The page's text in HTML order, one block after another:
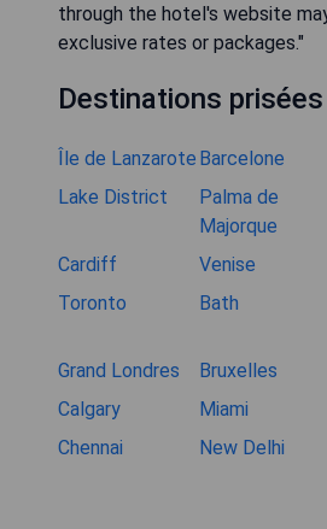
through the hotel's website
exclusive rates or packages."
Destinations prisées
Île de Lanzarote Barcelone
Lake District
Palma de
Majorque
Cardiff Venise
Toronto
Bath
Grand Londres
Bruxelles
Calgary
Miami
Chennai
New Delhi